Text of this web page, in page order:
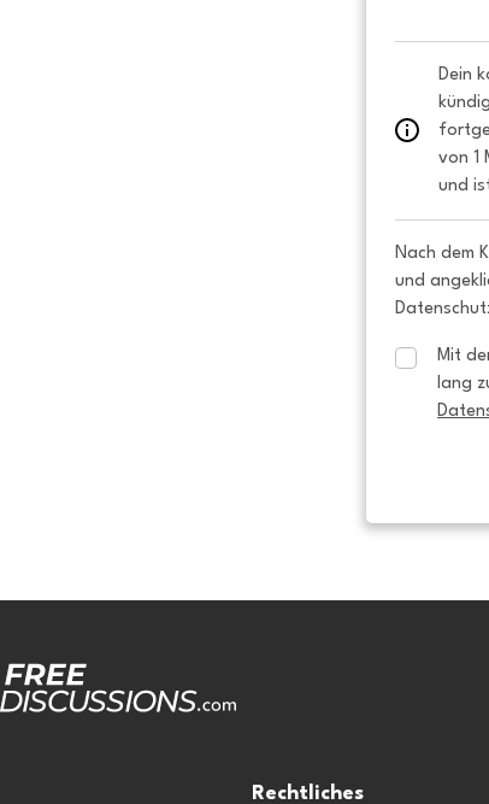
Dein
von 1
und
Nach dem
und
Mit
lang
Rechtliches